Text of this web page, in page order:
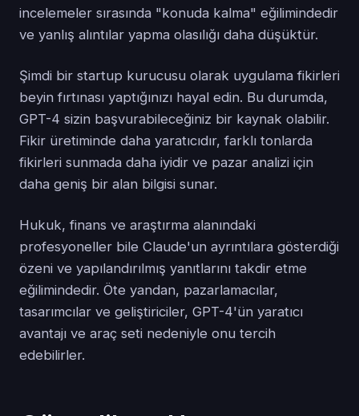
incelemeler sırasında "konuda kalma" eğilimindedir
ve yanlış alıntılar yapma olasılığı daha düşüktür.
Şimdi bir startup kurucusu olarak uygulama fikirleri
beyin fırtınası yaptığınızı hayal edin. Bu durumda,
GPT-4 sizin başvurabileceğiniz bir kaynak olabilir.
Fikir üretiminde daha yaratıcıdır, farklı tonlarda
fikirleri sunmada daha iyidir ve pazar analizi için
daha geniş bir alan bilgisi sunar.
Hukuk, finans ve araştırma alanındaki
profesyoneller bile Claude'un ayrıntılara gösterdiği
özeni ve yapılandırılmış yanıtlarını takdir etme
eğilimindedir. Öte yandan, pazarlamacılar,
tasarımcılar ve geliştiriciler, GPT-4'ün yaratıcı
avantajı ve araç seti nedeniyle onu tercih
edebilirler.